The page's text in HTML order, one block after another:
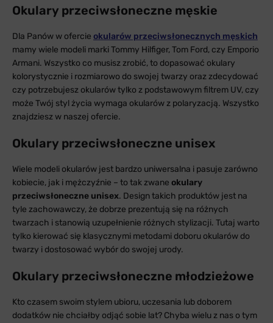
Okulary przeciwsłoneczne męskie
Dla Panów w ofercie okularów przeciwsłonecznych męskich
mamy wiele modeli marki Tommy Hilfiger, Tom Ford, czy Emporio
Armani. Wszystko co musisz zrobić, to dopasować okulary
kolorystycznie i rozmiarowo do swojej twarzy oraz zdecydować
czy potrzebujesz okularów tylko z podstawowym filtrem UV, czy
może Twój styl życia wymaga okularów z polaryzacją. Wszystko
znajdziesz w naszej ofercie.
Okulary przeciwsłoneczne unisex
Wiele modeli okularów jest bardzo uniwersalna i pasuje zarówno
kobiecie, jak i mężczyźnie – to tak zwane okulary
przeciwsłoneczne unisex. Design takich produktów jest na
tyle zachowawczy, że dobrze prezentują się na różnych
twarzach i stanowią uzupełnienie różnych stylizacji. Tutaj warto
tylko kierować się klasycznymi metodami doboru okularów do
twarzy i dostosować wybór do swojej urody.
Okulary przeciwsłoneczne młodzieżowe
Kto czasem swoim stylem ubioru, uczesania lub doborem
dodatków nie chciałby odjąć sobie lat? Chyba wielu z nas o tym